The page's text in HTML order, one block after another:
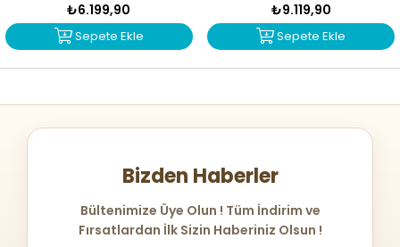
₺6.199,90
Sepete Ekle
₺9.119,90
Sepete Ekle
Bizden Haberler
Bültenimize Üye Olun ! Tüm İndirim ve
Fırsatlardan İlk Sizin Haberiniz Olsun !